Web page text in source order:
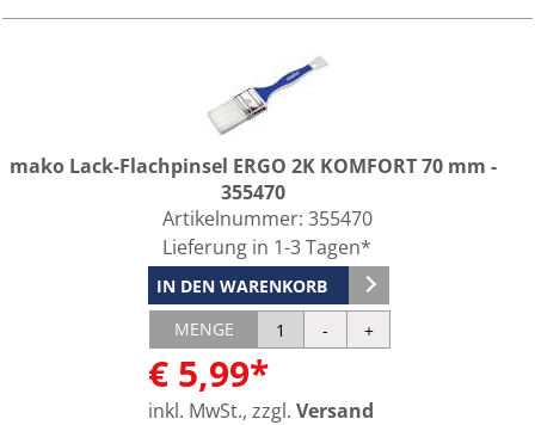
mako Lack-Flachpinsel ERGO 2K KOMFORT 70 mm -
355470
Artikelnummer: 355470
Lieferung in 1-3 Tagen*
IN DEN WARENKORB
MENGE
€ 5,99*
inkl. MwSt., zzgl. Versand